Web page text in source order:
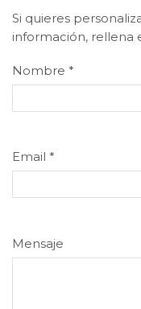
Si quieres
información, rellena
Nombre *
Email *
Mensaje